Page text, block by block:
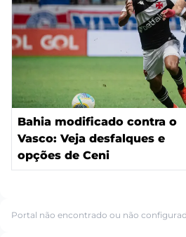
Bahia modificado contra o
Vasco: Veja desfalques e
opções de Ceni
Portal não encontrado ou não